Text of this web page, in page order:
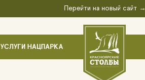
Перейти на новый сайт →
УСЛУГИ НАЦПАРКА